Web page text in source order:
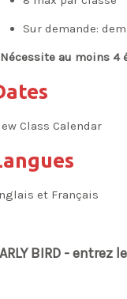
Sur demande:
au moins 4
Class Calendar
et Français
BIRD - entrez